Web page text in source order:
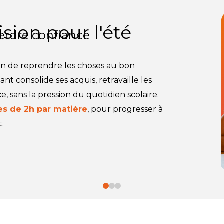
pour l'été
confiance
de reprendre les choses au bon
consolide ses acquis, retravaille les
sans la pression du quotidien scolaire.
de 2h par matière, pour progresser à